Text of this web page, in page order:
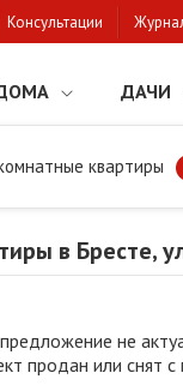
Консультации
ДАЧИ
квартиры
ул. Кирова
в Бресте,
не
продан или снят